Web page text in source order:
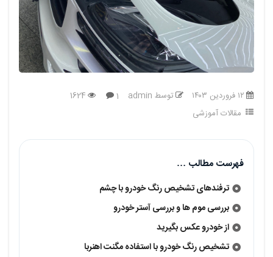
خرید
خودرو
سفارشی
۱۲ فروردین ۱۴۰۳ توسط admin 1
1624
مقالات آموزشی
فهرست مطالب …
ترفندهای تشخیص رنگ خودرو با چشم
بررسی موم ها و بررسی آستر خودرو
از خودرو عکس بگیرید
تشخیص رنگ خودرو با استفاده مگنت اهنربا